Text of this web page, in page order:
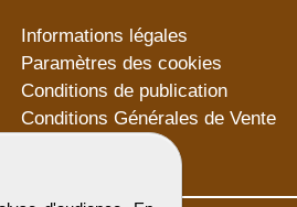
Informations légales
Paramètres des cookies
Conditions de publication
Conditions Générales de Vente